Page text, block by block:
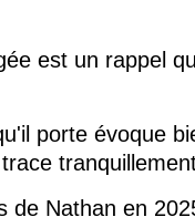
est un rappel
porte évoque
de Nathan en